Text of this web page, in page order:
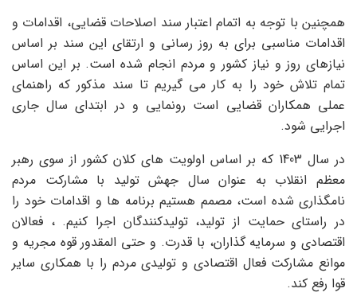
همچنین با توجه به اتمام اعتبار سند اصلاحات قضایی، اقدامات و
اقدامات مناسبی برای به روز رسانی و ارتقای این سند بر اساس
نیازهای روز و نیاز کشور و مردم انجام شده است. بر این اساس
تمام تلاش خود را به کار می گیریم تا سند مذکور که راهنمای
عملی همکاران قضایی است رونمایی و در ابتدای سال جاری
اجرایی شود.
در سال 1403 که بر اساس اولویت های کلان کشور از سوی رهبر
معظم انقلاب به عنوان سال جهش تولید با مشارکت مردم
نامگذاری شده است، مصمم هستیم برنامه ها و اقدامات خود را
در راستای حمایت از تولید، تولیدکنندگان اجرا کنیم. ، فعالان
اقتصادی و سرمایه گذاران، با قدرت. و حتی المقدور قوه مجریه و
موانع مشارکت فعال اقتصادی و تولیدی مردم را با همکاری سایر
قوا رفع کند.